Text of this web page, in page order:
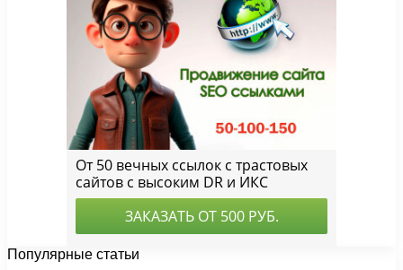
Популярные статьи